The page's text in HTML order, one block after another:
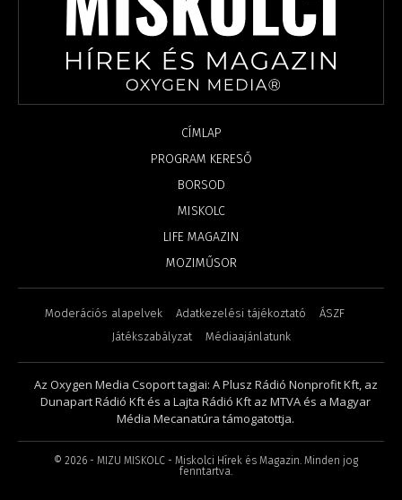
CÍMLAP
PROGRAM KERESŐ
BORSOD
MISKOLC
LIFE MAGAZIN
MOZIMŰSOR
Moderációs alapelvek Adatkezelési tájékoztató
ÁSZF
Játékszabályzat
Médiaajánlatunk
Az Oxygen Media Csoport tagjai: A Plusz Rádió Nonprofit Kft, az
Dunapart Rádió Kft és a Lajta Rádió Kft az MTVA és a Magyar
Média Mecanatúra támogatottja.
© 2026- MIZU MISKOLC - Miskolci Hírek és Magazin. Minden jog
fenntartva.